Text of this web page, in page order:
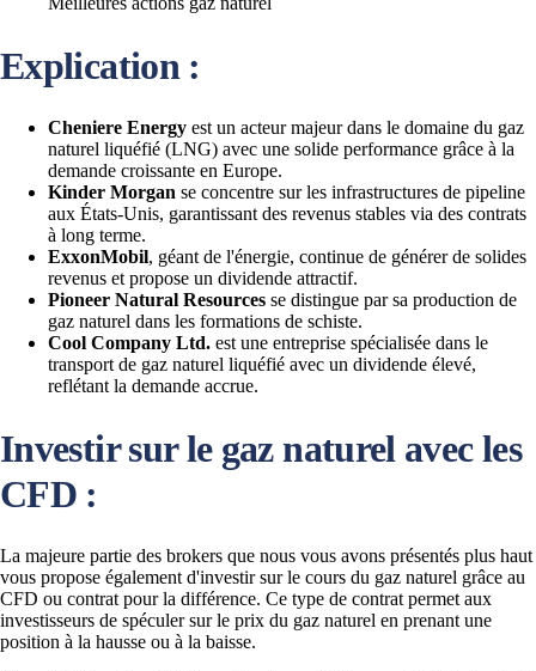
Explication :
Cheniere Energy est un acteur majeur dans le domaine du gaz
naturel liquéfié (LNG) avec une solide performance grâce à la
demande croissante en Europe.
Kinder Morgan se concentre sur les infrastructures de pipeline
aux États-Unis, garantissant des revenus stables via des contrats
à long terme.
ExxonMobil, géant de l'énergie, continue de générer de solides
revenus et propose un dividende attractif.
Pioneer Natural Resources se distingue par sa production de
gaz naturel dans les formations de schiste.
Cool Company Ltd. est une entreprise spécialisée dans le
transport de gaz naturel liquéfié avec un dividende élevé,
reflétant la demande accrue.
Investir sur le gaz naturel avec les
CFD :
La majeure partie des brokers que nous vous avons présentés plus haut
vous propose également d'investir sur le cours du gaz naturel grâce au
CFD ou contrat pour la différence. Ce type de contrat permet aux
investisseurs de spéculer sur le prix du gaz naturel en prenant une
position à la hausse ou à la baisse.